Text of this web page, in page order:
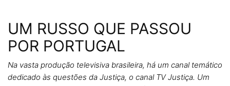
UM RUSSO QUE PASSOU
POR PORTUGAL
Na vasta produção televisiva brasileira, há um canal temático
dedicado às questões da Justiça, o canal TV Justiça. Um